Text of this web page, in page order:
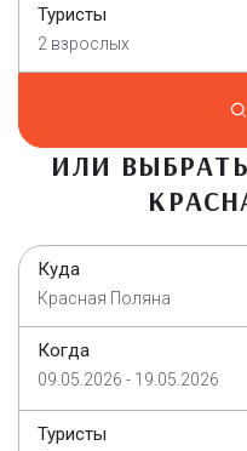
Туристы
2 взрослых
ИЛИ
Куда
Красная Поляна
Когда
09.05.2026 - 19.05.2026
Туристы